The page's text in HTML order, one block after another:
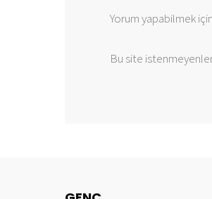
Yorum yapabilmek için
Bu site